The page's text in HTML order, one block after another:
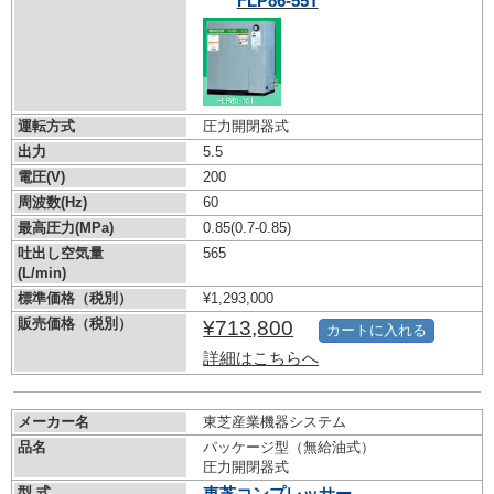
運転方式
圧力開閉器式
出力
5.5
電圧(V)
200
周波数(Hz)
60
最高圧力(MPa)
0.85(0.7-0.85)
吐出し空気量
(L/min)
565
標準価格（税別）
¥1,293,000
販売価格（税別）
¥713,800
詳細はこちらへ
カートに入れる
メーカー名
東芝産業機器システム
品名
パッケージ型（無給油式）
圧力開閉器式